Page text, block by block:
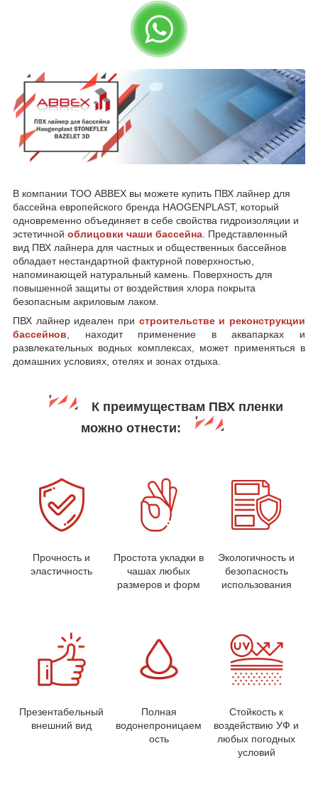
В компании ТОО ABBEX вы можете купить ПВХ лайнер для
бассейна европейского бренда HAOGENPLAST, который
одновременно объединяет в себе свойства гидроизоляции и
эстетичной облицовки чаши бассейна . Представленный
вид ПВХ лайнера для частных и общественных бассейнов
обладает нестандартной фактурной поверхностью,
напоминающей натуральный камень. Поверхность для
повышенной защиты от воздействия хлора покрыта
безопасным акриловым лаком.
ПВХ лайнер идеален при строительстве и реконструкции
бассейнов , находит применение в аквапарках и
развлекательных водных комплексах, может применяться в
домашних условиях, отелях и зонах отдыха.
К преимуществам ПВХ пленки
можно отнести:
Прочность и
эластичность
Простота укладки в
чашах любых
размеров и форм
Экологичность и
безопасность
использования
Презентабельный
внешний вид
Полная
водонепроницаем
ость
Стойкость к
воздействию УФ и
любых погодных
условий